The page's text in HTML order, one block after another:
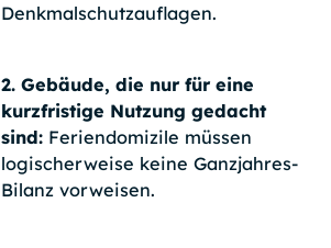
Denkmalschutzauflagen.
2. Gebäude, die nur für eine
kurzfristige Nutzung gedacht
sind:Feriendomizile müssen
logischerweise keine Ganzjahres-
Bilanz vorweisen.